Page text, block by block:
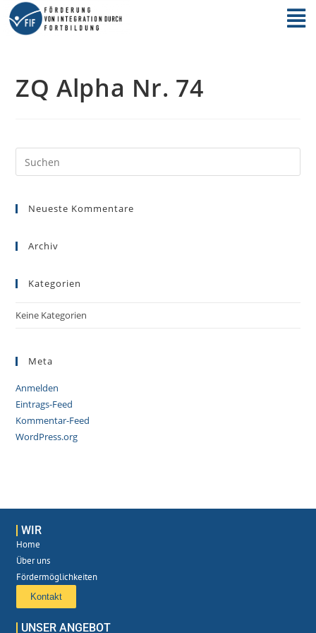
ZQ Alpha Nr. 74
Neueste Kommentare
Archiv
Kategorien
Keine Kategorien
Meta
Anmelden
Eintrags-Feed
Kommentar-Feed
WordPress.org
WIR
Home
Über uns
Fördermöglichkeiten
Kontakt
UNSER ANGEBOT